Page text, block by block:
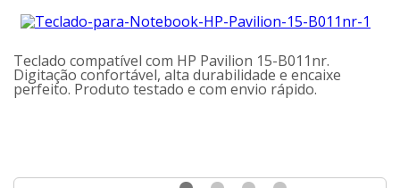
Teclado compatível com HP Pavilion 15-B011nr.
Digitação confortável, alta durabilidade e encaixe
perfeito. Produto testado e com envio rápido.